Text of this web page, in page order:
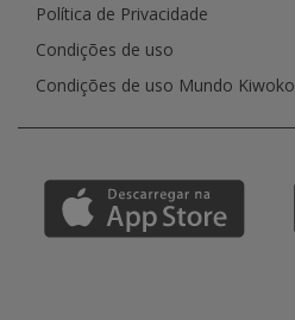
Política de Privacidade
Condições de uso
Condições de uso Mundo Kiwoko